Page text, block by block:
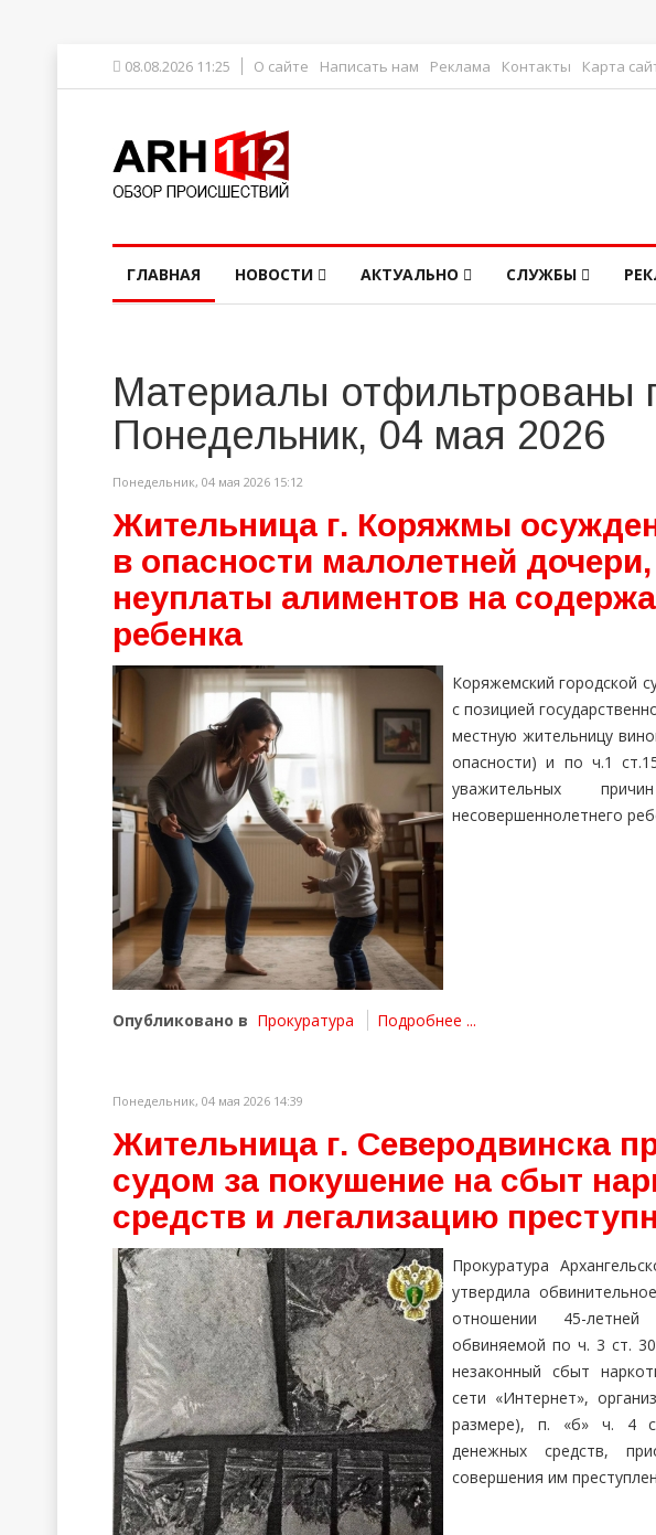
08.08.2026 11:25 О сайте Написать нам Реклама Контакты Карта
ГЛАВНАЯ НОВОСТИ АКТУАЛЬНО СЛУЖБЫ
Материалы отфильтрованы
Понедельник, 04 мая 2026
Понедельник, 04 мая 2026 15:12
Жительница г. Коряжмы
в опасности малолетней
неуплаты алиментов на
ребенка
Коряжемский городской
с позицией
местную жительницу
опасности) и по ч.1
уважительных
несовершеннолетнего
Опубликовано в Прокуратура Подробнее ...
Понедельник, 04 мая 2026 14:39
Жительница г. Северодвинска
судом за покушение на сбыт
средств и легализацию
Прокуратура
утвердила
отношении 45-
обвиняемой по ч. 3 ст.
незаконный сбыт
сети «Интернет»,
размере), п. «б» ч. 4
денежных средств,
совершения им